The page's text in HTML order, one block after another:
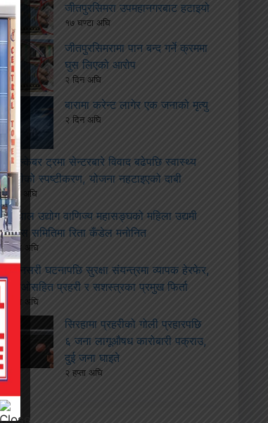
जीतपुरसिमरा उपमहानगरबाट हटाइयो
१७ घण्टा अघि
जीतपुरसिमरामा पान बन्द गर्ने क्रममा
घुस लिएको आरोप
२ दिन अघि
बारामा करेन्ट लागेर एक जनाको मृत्यु
२ दिन अघि
ढल्केबर ट्रमा सेन्टरबारे विवाद बढेपछि स्वास्थ्य
मन्त्रीको स्पष्टीकरण, योजना नहटाइएको दाबी
२ दिन अघि
नेपाल उद्योग वाणिज्य महासङ्घको महिला उद्यमी
विकास समितिमा रिता कँडेल मनोनित
२ हप्ता अघि
सुनसरी घटनापछि सुरक्षा संयन्त्रमा व्यापक हेरफेर,
सीडीओसहित प्रहरी र सशस्त्रका प्रमुख फिर्ता
२ हप्ता अघि
सिरहामा प्रहरीको गोली प्रहारपछि
६ जना लागूऔषध कारोबारी पक्राउ,
दुई जना घाइते
२ हप्ता अघि